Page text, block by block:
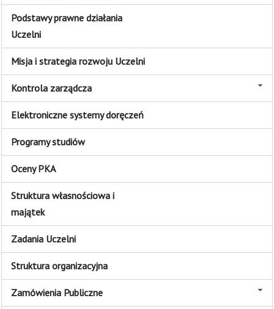
Podstawy prawne działania
Uczelni
Misja i strategia rozwoju Uczelni
Kontrola zarządcza
Elektroniczne systemy doręczeń
Programy studiów
Oceny PKA
Struktura własnościowa i
majątek
Zadania Uczelni
Struktura organizacyjna
Zamówienia Publiczne